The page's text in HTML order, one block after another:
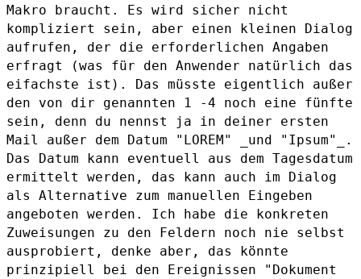
Makro braucht. Es wird sicher nicht
kompliziert sein, aber einen kleinen Dialog
aufrufen, der die erforderlichen Angaben
erfragt (was für den Anwender natürlich das
eifachste ist). Das müsste eigentlich außer
den von dir genannten 1 -4 noch eine fünfte
sein, denn du nennst ja in deiner ersten
Mail außer dem Datum "LOREM" _und "Ipsum"_.
Das Datum kann eventuell aus dem Tagesdatum
ermittelt werden, das kann auch im Dialog
als Alternative zum manuellen Eingeben
angeboten werden. Ich habe die konkreten
Zuweisungen zu den Feldern noch nie selbst
ausprobiert, denke aber, das könnte
prinzipiell bei den Ereignissen
"Dokument